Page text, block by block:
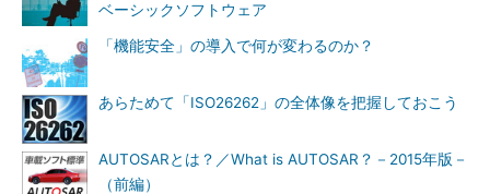
ベーシックソフトウェア
「機能安全」の導入で何が変わるのか？
あらためて「ISO26262」の全体像を把握しておこう
AUTOSARとは？／What is AUTOSAR？－2015年版－
（前編）